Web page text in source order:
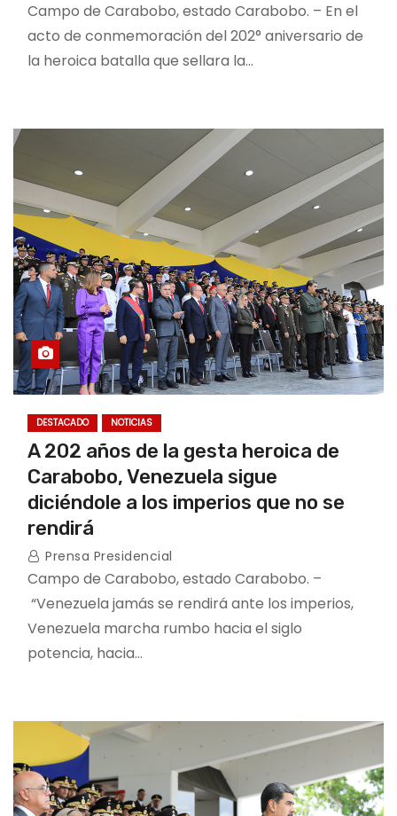
Campo de Carabobo, estado Carabobo. – En el
acto de conmemoración del 202° aniversario de
la heroica batalla que sellara la…
DESTACADO NOTICIAS
A 202 años de la gesta heroica de
Carabobo, Venezuela sigue
diciéndole a los imperios que no se
rendirá
Prensa Presidencial
Campo de Carabobo, estado Carabobo. –
“Venezuela jamás se rendirá ante los imperios,
Venezuela marcha rumbo hacia el siglo
potencia, hacia…